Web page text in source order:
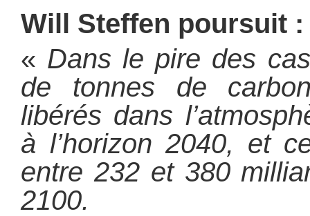
Will Steffen poursuit :
« Dans le pire des
de tonnes de
libérés dans
à l’horizon 2040, et
entre 232 et 380
2100.